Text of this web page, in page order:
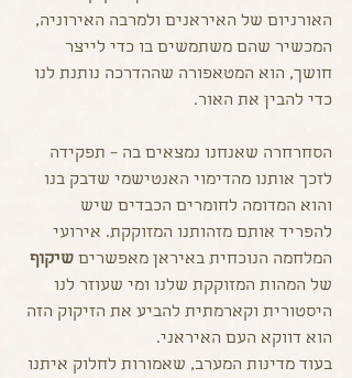
האורניום של האיראנים ולמרבה האירוניה,
המכשיר שהם משתמשים בו כדי לייצר
חושך, הוא המטאפורה שההדרכה נותנת לנו
כדי להבין את האור.
הסחרחרה שאנחנו נמצאים בה – תפקידה
לזכך אותנו מהדימוי האנטישמי שדבק בנו
והוא המדומה לחומרים הכבדים שיש
להפריד אותם מזהותנו המזוקקת. אירועי
המלחמה הנוכחית באיראן מאפשרים שיקוף
של המהות המזוקקת שלנו ומי שעוזר לנו
היסטורית וקארמתית להביע את הזיקוק הזה
הוא דווקא העם האיראני.
בעוד מדינות המערב, שאמורות לחלוק איתנו